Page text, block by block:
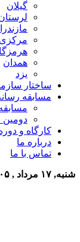
گیلان
مرکزی
همدان
یزد
ساختار
مسابقه
دومین
کارگاه و
درباره ما
تماس با ما
شنبه, ۱۷ مرداد , ۱۴۰۵